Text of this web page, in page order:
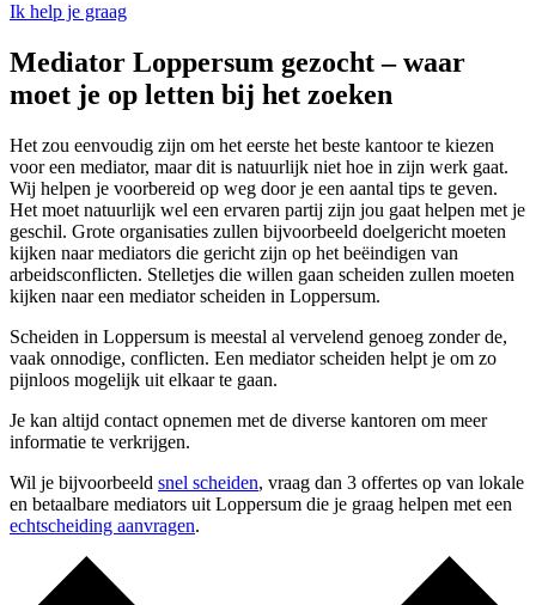
Ik help je graag
Mediator Loppersum gezocht – waar
moet je op letten bij het zoeken
Het zou eenvoudig zijn om het eerste het beste kantoor te kiezen
voor een mediator, maar dit is natuurlijk niet hoe in zijn werk gaat.
Wij helpen je voorbereid op weg door je een aantal tips te geven.
Het moet natuurlijk wel een ervaren partij zijn jou gaat helpen met je
geschil. Grote organisaties zullen bijvoorbeeld doelgericht moeten
kijken naar mediators die gericht zijn op het beëindigen van
arbeidsconflicten. Stelletjes die willen gaan scheiden zullen moeten
kijken naar een mediator scheiden in Loppersum.
Scheiden in Loppersum is meestal al vervelend genoeg zonder de,
vaak onnodige, conflicten. Een mediator scheiden helpt je om zo
pijnloos mogelijk uit elkaar te gaan.
Je kan altijd contact opnemen met de diverse kantoren om meer
informatie te verkrijgen.
Wil je bijvoorbeeld snel scheiden, vraag dan 3 offertes op van lokale
en betaalbare mediators uit Loppersum die je graag helpen met een
echtscheiding aanvragen.